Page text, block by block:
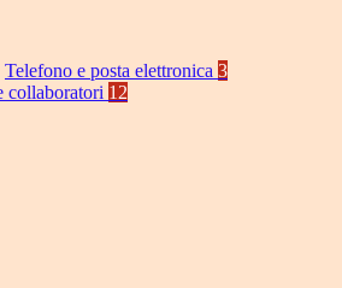
Telefono e posta elettronica 3
collaboratori 12